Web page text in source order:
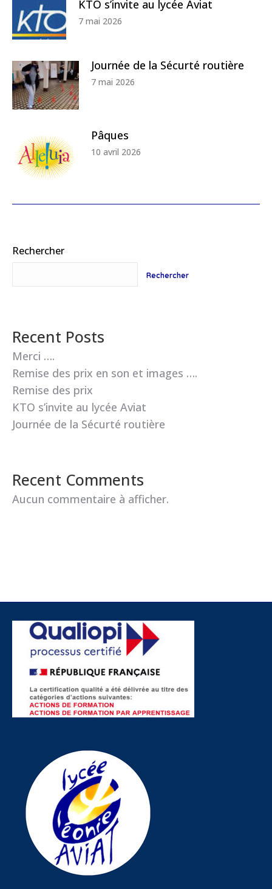
KTO s’invite au lycée Aviat
7 mai 2026
Journée de la Sécurté routière
7 mai 2026
Pâques
10 avril 2026
Rechercher
Rechercher
Recent Posts
Merci ….
Remise des prix en son et images ….
Remise des prix
KTO s’invite au lycée Aviat
Journée de la Sécurté routière
Recent Comments
Aucun commentaire à afficher.